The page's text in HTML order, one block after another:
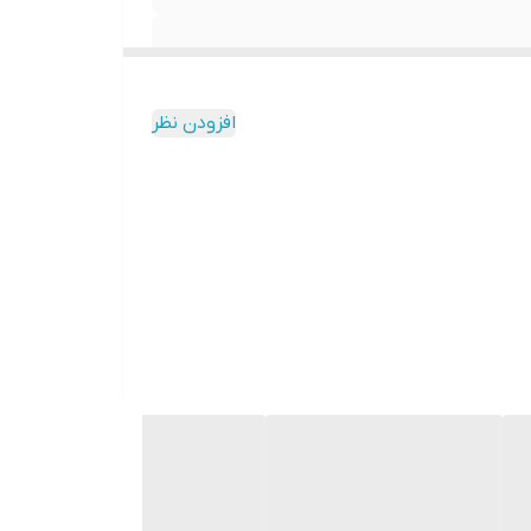
افزودن نظر